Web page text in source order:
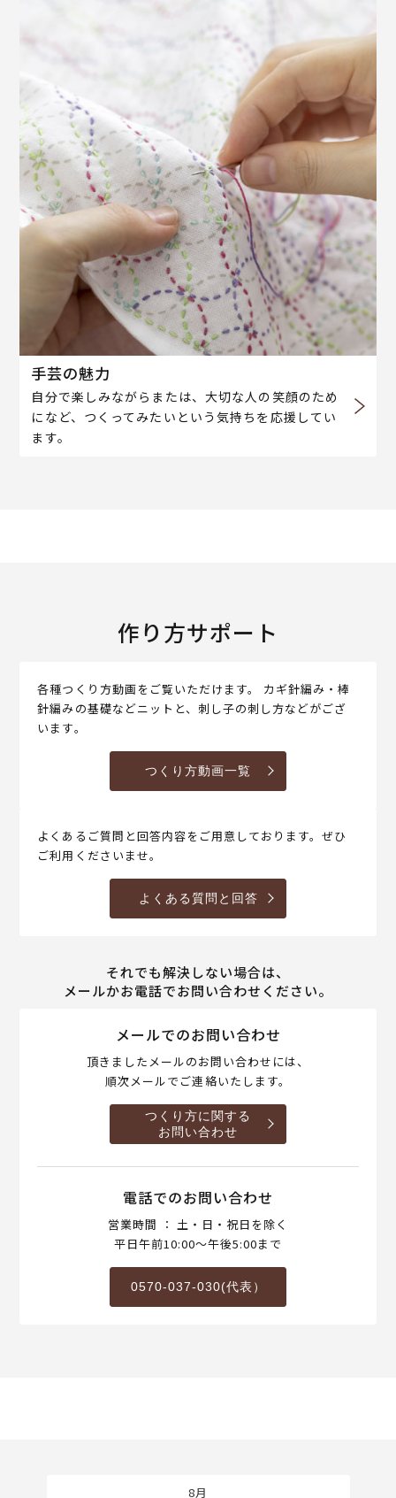
手芸の魅力
自分で楽しみながらまたは、大切な人の笑顔のため
になど、つくってみたいという気持ちを応援してい
ます。
作り方サポート
各種つくり方動画をご覧いただけます。 カギ針編み・棒
針編みの基礎などニットと、刺し子の刺し方などがござ
います。
つくり方動画一覧
よくあるご質問と回答内容をご用意しております。ぜひ
ご利用くださいませ。
よくある質問と回答
それでも解決しない場合は、
メールかお電話でお問い合わせください。
メールでのお問い合わせ
頂きましたメールのお問い合わせには、
順次メールでご連絡いたします。
つくり方に関する
お問い合わせ
電話でのお問い合わせ
営業時間 ： 土・日・祝日を除く
平日午前10:00～午後5:00まで
0570-037-030(代表）
8月